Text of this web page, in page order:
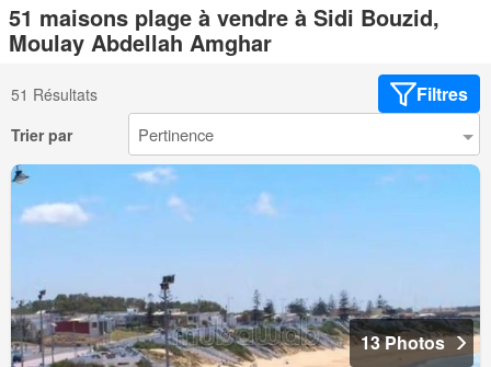
51 maisons plage à vendre à Sidi Bouzid,
Moulay Abdellah Amghar
51 Résultats Filtres
Trier par
13 Photos